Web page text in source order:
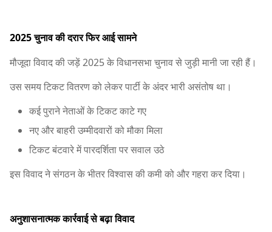
2025 चुनाव की दरार फिर आई सामने
मौजूदा विवाद की जड़ें 2025 के विधानसभा चुनाव से जुड़ी मानी जा रही हैं।
उस समय टिकट वितरण को लेकर पार्टी के अंदर भारी असंतोष था।
कई पुराने नेताओं के टिकट काटे गए
नए और बाहरी उम्मीदवारों को मौका मिला
टिकट बंटवारे में पारदर्शिता पर सवाल उठे
इस विवाद ने संगठन के भीतर विश्वास की कमी को और गहरा कर दिया।
अनुशासनात्मक कार्रवाई से बढ़ा विवाद